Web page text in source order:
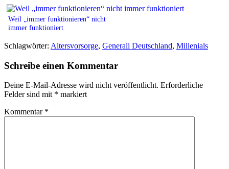
Weil „immer funktionieren“ nicht
immer funktioniert
Schlagwörter: Altersvorsorge, Generali Deutschland, Millenials
Schreibe einen Kommentar
Deine E-Mail-Adresse wird nicht veröffentlicht. Erforderliche
Felder sind mit * markiert
Kommentar *